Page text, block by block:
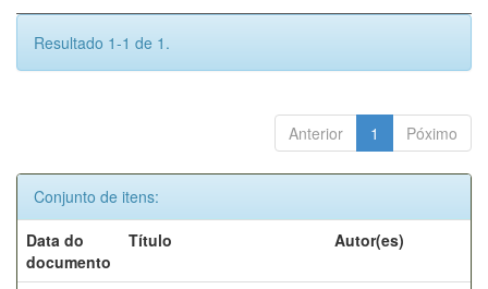
Resultado 1-1 de 1.
Anterior 1 Póximo
Conjunto de itens:
Data do
documento
Título Autor(es)